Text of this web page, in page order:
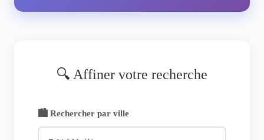
🔍 Affiner votre recherche
🏙️ Rechercher par ville